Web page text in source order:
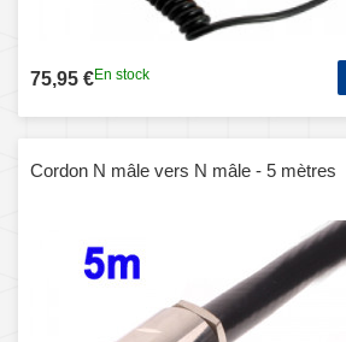
75,95 €En stock
Cordon N mâle vers N mâle - 5 mètres